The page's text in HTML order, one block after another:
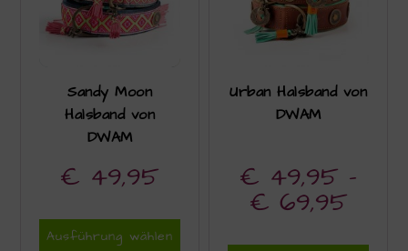
Sandy Moon
Halsband von
DWAM
€ 49,95
Ausführung wählen
Urban Halsband von
DWAM
€ 49,95 –
€ 69,95